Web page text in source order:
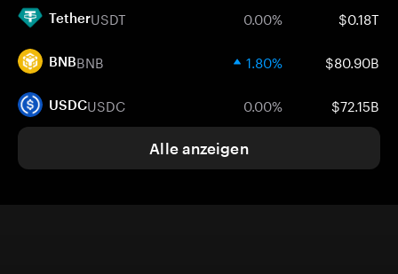
TetherUSDT 0.00% $0.18T
BNBBNB 1.80% $80.90B
USDCUSDC 0.00% $72.15B
Alle anzeigen